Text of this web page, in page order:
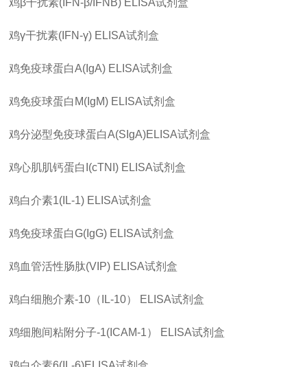
鸡β干扰素(IFN-β/IFNB) ELISA试剂盒
鸡γ干扰素(IFN-γ) ELISA试剂盒
鸡免疫球蛋白A(IgA) ELISA试剂盒
鸡免疫球蛋白 M(IgM) ELISA试剂盒
鸡分泌型免疫球蛋白A(SIgA)ELISA试剂盒
鸡心肌肌钙蛋白 I(cTNI) ELISA试剂盒
鸡白介素1(IL-1) ELISA试剂盒
鸡免疫球蛋白G(IgG) ELISA试剂盒
鸡血管活性肠肽(VIP) ELISA试剂盒
鸡白细胞介素-10 （ IL-10） ELISA试剂盒
鸡细胞间粘附分子-1(ICAM-1） ELISA试剂盒